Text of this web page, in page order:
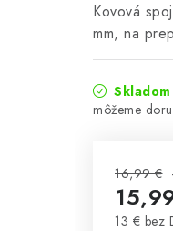
Kovová
mm, na
Skladom
16,99 €
13 € bez